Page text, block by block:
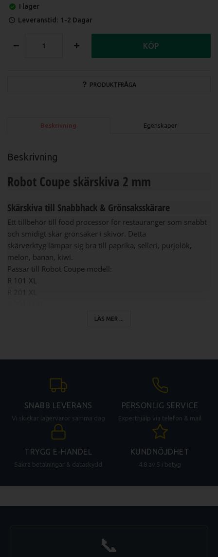
I lager
Leveranstid: 1-2 Dagar
PRODUKTFRÅGA
KÖP
Beskrivning Egenskaper
Beskrivning
Robot Coupe skärskiva 2 mm
Skärskiva till Snabbhack & Grönsaksskärare
Ett tillbehör till food processor för restauranger som snabbt
och smidigt skär grönsaker i skivor. Detta
skärverktyg lämpar sig bra till paprika, selleri, purjolök,
melon, banan, kiwi.
Passar till Robot Coupe modell:
R 101 XL
R 201 XL
R 402 V.V
LÄS MER ...
SNABB LEVERANS
Vi skickar lagervaror samma dag
PERSONLIG SERVICE
Experthjälp via telefon & mail
TRYGG E-HANDEL
Säkra betalningar & dataskydd
KUNDNÖJDHET
4.8 av 5 i betyg
📞